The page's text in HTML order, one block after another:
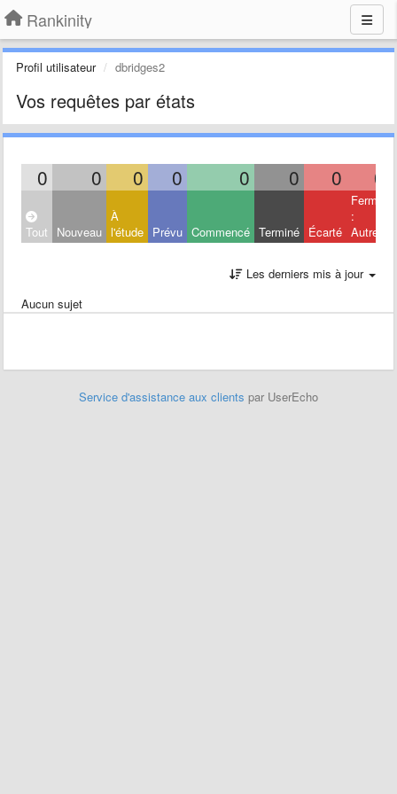
Rankinity
Profil utilisateur dbridges2
Vos requêtes par états
0 0 0 0 0 0 0 0
Tout Nouveau
À
l'étude Prévu Commencé Terminé Écarté
Fermé
:
Autres
Les derniers mis à jour
Aucun sujet
Service d'assistance aux clients par UserEcho